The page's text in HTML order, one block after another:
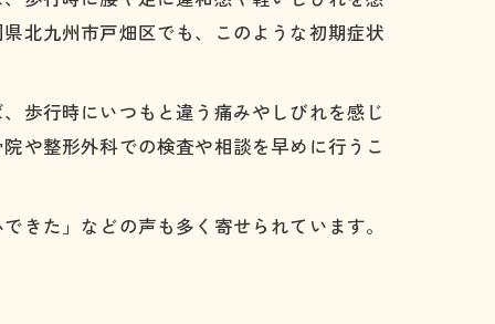
北九州市戸畑区でも、このような初期症状
歩行時にいつもと違う痛みやしびれを感じ
や整形外科での検査や相談を早めに行うこ
きた」などの声も多く寄せられています。